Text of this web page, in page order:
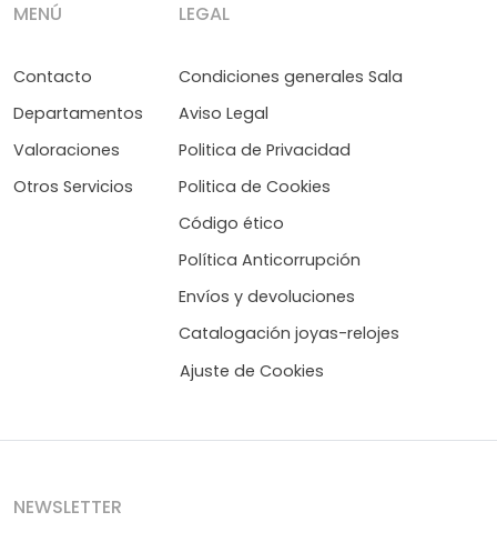
MENÚ
Contacto
Departamentos
Valoraciones
Otros Servicios
LEGAL
Condiciones generales Sala
Aviso Legal
Politica de Privacidad
Politica de Cookies
Código ético
Política Anticorrupción
Envíos y devoluciones
Catalogación joyas-relojes
Ajuste de Cookies
NEWSLETTER